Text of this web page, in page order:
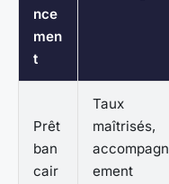
nce
men
t
Prêt
ban
cair
Taux
maîtrisés,
accompagn
ement